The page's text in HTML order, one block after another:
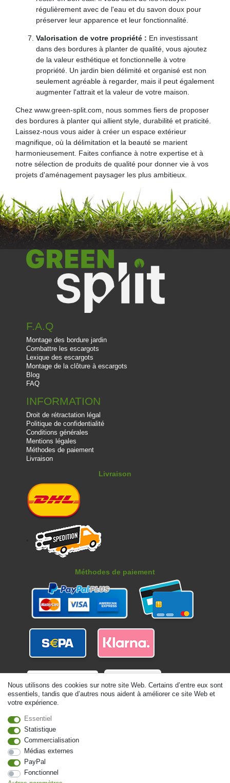
régulièrement avec de l'eau et du savon doux pour
préserver leur apparence et leur fonctionnalité.
Valorisation de votre propriété : En investissant
dans des bordures à planter de qualité, vous ajoutez
de la valeur esthétique et fonctionnelle à votre
propriété. Un jardin bien délimité et organisé est non
seulement agréable à regarder, mais il peut également
augmenter l'attrait et la valeur de votre maison.
Chez www.green-split.com, nous sommes fiers de proposer
des bordures à planter qui allient style, durabilité et praticité.
Laissez-nous vous aider à créer un espace extérieur
magnifique, où la délimitation et la beauté se marient
harmonieusement. Faites confiance à notre expertise et à
notre sélection de produits de qualité pour donner vie à vos
projets d'aménagement paysager les plus ambitieux.
F.A.Q
Montage des bordure jardin
Combattre les escargots
Lexique des escargots
Montage de la clôture à escargots
Blog
FAQ
INFORMATION
Droit de rétractation légal
Politique de confidentialité
Conditions générales
Mentions légales
Méthodes de paiement
Livraison
Livraison
Méthodes de paiement
© Copyright 2026 | Tous droits réservés. - Alle Rechte vorbehalten. Preisangaben
inkl. gesetzl. 19% MwSt. | Grundpreise siehe Artikeldetail | *Gilt für Lieferungen
Nous utilisons des cookies sur notre site Web. Certains d’entre eux sont
essentiels, tandis que d’autres nous aident à améliorer ce site Web et
votre expérience.
Essentiel
Statistique
Commercialisation
Médias externes
PayPal
Fonctionnel